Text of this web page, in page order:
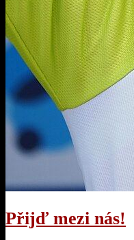
Přijď mezi nás!